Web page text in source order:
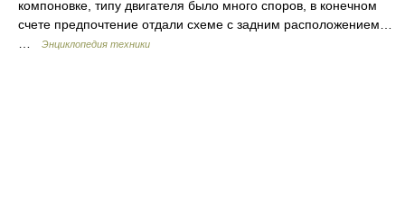
компоновке, типу двигателя было много споров, в конечном
счете предпочтение отдали схеме с задним расположением…
Энциклопедия техники